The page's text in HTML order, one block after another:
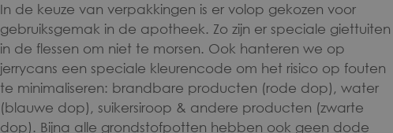
In de keuze van verpakkingen is er volop gekozen voor
gebruiksgemak in de apotheek. Zo zijn er speciale giettuiten
in de flessen om niet te morsen. Ook hanteren we op
jerrycans een speciale kleurencode om het risico op fouten
te minimaliseren: brandbare producten (rode dop), water
(blauwe dop), suikersiroop & andere producten (zwarte
dop). Bijna alle grondstofpotten hebben ook geen dode